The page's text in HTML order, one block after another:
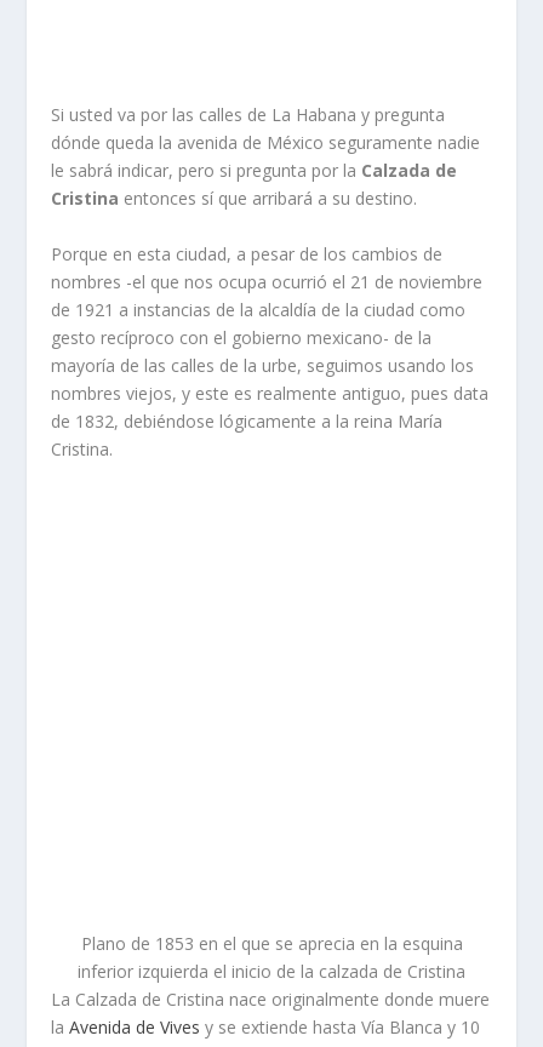
Si usted va por las calles de La Habana y pregunta
dónde queda la avenida de México seguramente nadie
le sabrá indicar, pero si pregunta por la Calzada de
Cristina entonces sí que arribará a su destino.
Porque en esta ciudad, a pesar de los cambios de
nombres -el que nos ocupa ocurrió el 21 de noviembre
de 1921 a instancias de la alcaldía de la ciudad como
gesto recíproco con el gobierno mexicano- de la
mayoría de las calles de la urbe, seguimos usando los
nombres viejos, y este es realmente antiguo, pues data
de 1832, debiéndose lógicamente a la reina María
Cristina.
Plano de 1853 en el que se aprecia en la esquina
inferior izquierda el inicio de la calzada de Cristina
La Calzada de Cristina nace originalmente donde muere
laAvenida de Vives y se extiende hasta Vía Blanca y 10